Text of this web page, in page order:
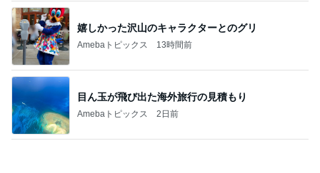
楽しみなお友達のダンスパーティー
Amebaトピックス 1日前